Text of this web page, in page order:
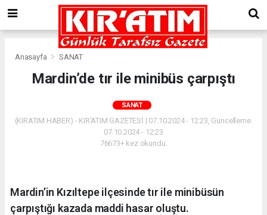
Anasayfa SANAT
Mardin’de tır ile minibüs çarpıştı
SANAT
(KIRATIM HABER) - KIR'ATIM GAZETESİ | 07.10.2024 - 12:23, Güncelleme:
07.10.2024 - 12:23
76673+ kez okundu.
Mardin’in Kızıltepe ilçesinde tır ile minibüsün
çarpıştığı kazada maddi hasar oluştu.